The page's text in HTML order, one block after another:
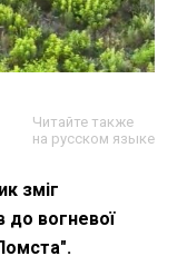
Читайте также
на русском языке
зміг
до вогневої